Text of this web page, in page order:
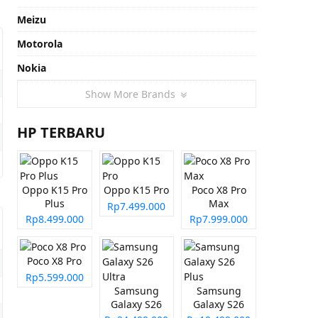
Meizu
Motorola
Nokia
Show More Brands
HP TERBARU
Oppo K15 Pro
Plus
Rp8.499.000
Oppo K15 Pro
Rp7.499.000
Poco X8 Pro
Max
Rp7.999.000
Poco X8 Pro
Rp5.599.000
Samsung
Galaxy S26
Samsung
Galaxy S26